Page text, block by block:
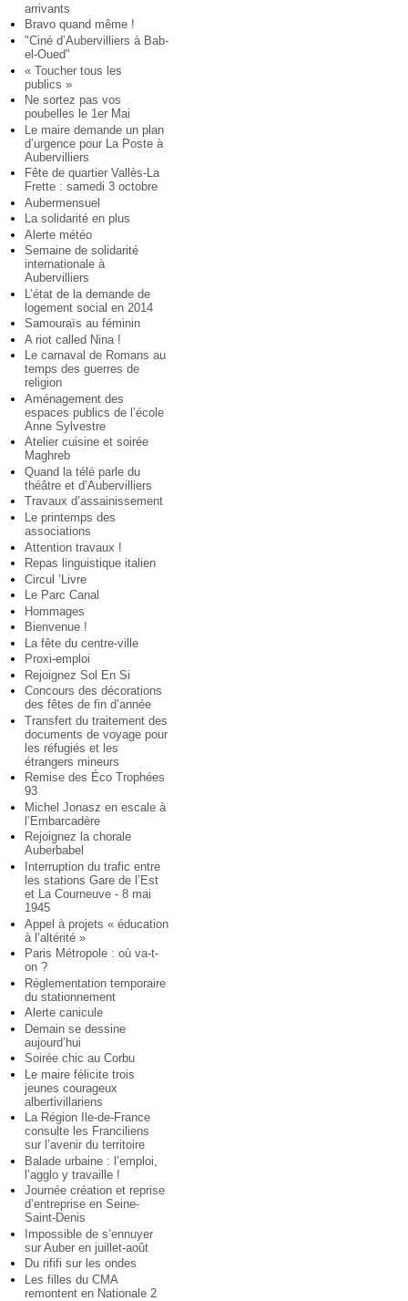
arrivants
Bravo quand même !
"Ciné d’Aubervilliers à Bab-
el-Oued"
« Toucher tous les
publics »
Ne sortez pas vos
poubelles le 1er Mai
Le maire demande un plan
d’urgence pour La Poste à
Aubervilliers
Fête de quartier Vallès-La
Frette : samedi 3 octobre
Aubermensuel
La solidarité en plus
Alerte météo
Semaine de solidarité
internationale à
Aubervilliers
L’état de la demande de
logement social en 2014
Samouraïs au féminin
A riot called Nina !
Le carnaval de Romans au
temps des guerres de
religion
Aménagement des
espaces publics de l’école
Anne Sylvestre
Atelier cuisine et soirée
Maghreb
Quand la télé parle du
théâtre et d’Aubervilliers
Travaux d’assainissement
Le printemps des
associations
Attention travaux !
Repas linguistique italien
Circul ’Livre
Le Parc Canal
Hommages
Bienvenue !
La fête du centre-ville
Proxi-emploi
Rejoignez Sol En Si
Concours des décorations
des fêtes de fin d’année
Transfert du traitement des
documents de voyage pour
les réfugiés et les
étrangers mineurs
Remise des Éco Trophées
93
Michel Jonasz en escale à
l’Embarcadère
Rejoignez la chorale
Auberbabel
Interruption du trafic entre
les stations Gare de l’Est
et La Courneuve - 8 mai
1945
Appel à projets « éducation
à l’altérité »
Paris Métropole : où va-t-
on ?
Réglementation temporaire
du stationnement
Alerte canicule
Demain se dessine
aujourd’hui
Soirée chic au Corbu
Le maire félicite trois
jeunes courageux
albertivillariens
La Région Ile-de-France
consulte les Franciliens
sur l’avenir du territoire
Balade urbaine : l’emploi,
l’agglo y travaille !
Journée création et reprise
d’entreprise en Seine-
Saint-Denis
Impossible de s’ennuyer
sur Auber en juillet-août
Du rififi sur les ondes
Les filles du CMA
remontent en Nationale 2